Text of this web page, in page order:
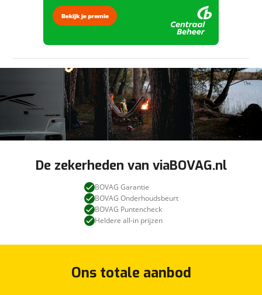
De zekerheden van viaBOVAG.nl
BOVAG Garantie
BOVAG Onderhoudsbeurt
BOVAG Puntencheck
Heldere all-in prijzen
Ons totale aanbod